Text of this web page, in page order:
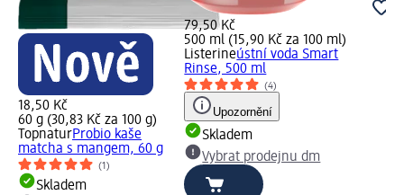
18,50 Kč
60 g (30,83 Kč za 100 g)
TopnaturProbio kaše
matcha s mangem, 60 g
(1)
Skladem
79,50 Kč
500 ml (15,90 Kč za 100 ml)
Listerineústní voda Smart
Rinse, 500 ml
(4)
Upozornění
Skladem
Vybrat prodejnu dm